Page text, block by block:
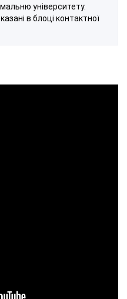
університету.
в блоці контактної